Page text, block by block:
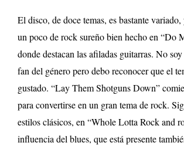
El disco, de doce temas, es bastante
un poco de rock sureño bien hecho en “Do
donde destacan las afiladas guitarras. No
fan del género pero debo reconocer que el
gustado. “Lay Them Shotguns Down”
para convertirse en un gran tema de rock.
estilos clásicos, en “Whole Lotta Rock and
influencia del blues, que está presente